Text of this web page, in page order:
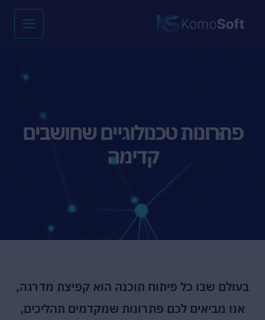
Main
Menu
פתרונות טכנולוגיים שחושבים
קדימה
בעולם שבו כל פיתוח תוכנה הוא קפיצת מדרגה,
אנו מביאים לכם פתרונות שמקדמים תהליכים,